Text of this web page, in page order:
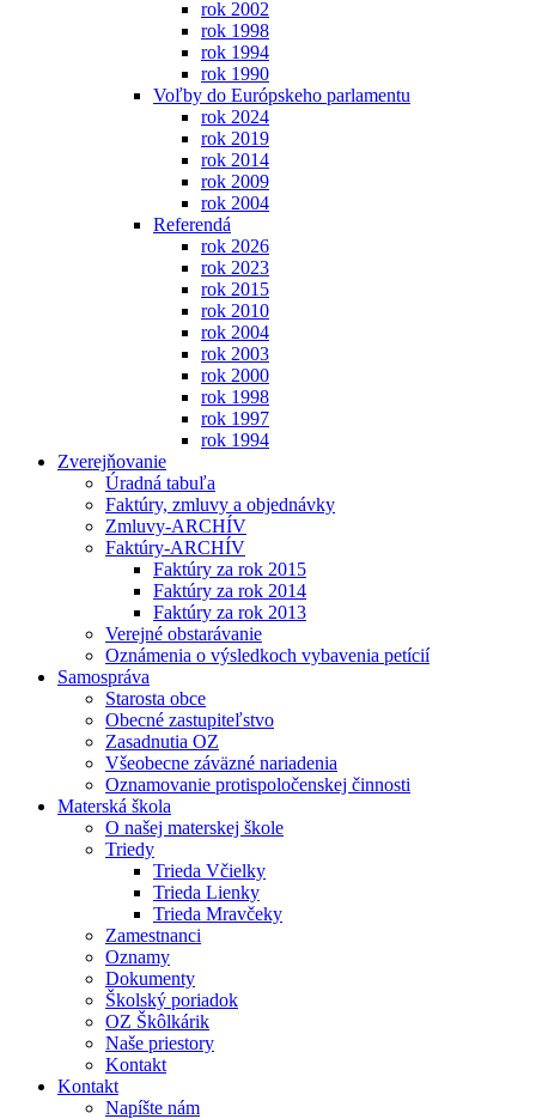
rok 2002
rok 1998
rok 1994
rok 1990
Voľby do Európskeho parlamentu
rok 2024
rok 2019
rok 2014
rok 2009
rok 2004
Referendá
rok 2026
rok 2023
rok 2015
rok 2010
rok 2004
rok 2003
rok 2000
rok 1998
rok 1997
rok 1994
Zverejňovanie
Úradná tabuľa
Faktúry, zmluvy a objednávky
Zmluvy-ARCHÍV
Faktúry-ARCHÍV
Faktúry za rok 2015
Faktúry za rok 2014
Faktúry za rok 2013
Verejné obstarávanie
Oznámenia o výsledkoch vybavenia petícií
Samospráva
Starosta obce
Obecné zastupiteľstvo
Zasadnutia OZ
Všeobecne záväzné nariadenia
Oznamovanie protispoločenskej činnosti
Materská škola
O našej materskej škole
Triedy
Trieda Včielky
Trieda Lienky
Trieda Mravčeky
Zamestnanci
Oznamy
Dokumenty
Školský poriadok
OZ Škôlkárik
Naše priestory
Kontakt
Kontakt
Napíšte nám